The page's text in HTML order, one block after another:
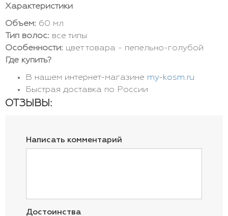
Характеристики
Объем: 60 мл
Тип волос: все типы
Особенности: цвет товара - пепельно-голубой
Где купить?
В нашем интернет-магазине my-kosm.ru
Быстрая доставка по России
ОТЗЫВЫ:
Написать комментарий
Достоинства